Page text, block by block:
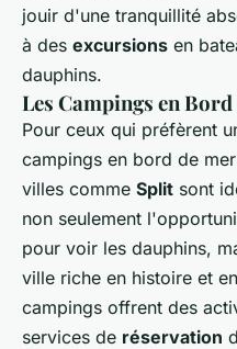
jouir d'une tranquillité
à des excursions en
dauphins.
Les Campings en
Pour ceux qui préfèrent
campings en bord de
villes comme Split sont
non seulement
pour voir les dauphins,
ville riche en histoire et
campings offrent des
services de réservation